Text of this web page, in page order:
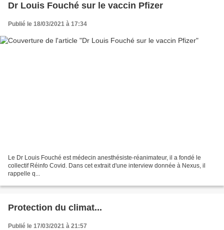
Dr Louis Fouché sur le vaccin Pfizer
Publié le 18/03/2021 à 17:34
Le Dr Louis Fouché est médecin anesthésiste-réanimateur, il a fondé le
collectif Réinfo Covid. Dans cet extrait d'une interview donnée à Nexus, il
rappelle q...
Protection du climat...
Publié le 17/03/2021 à 21:57